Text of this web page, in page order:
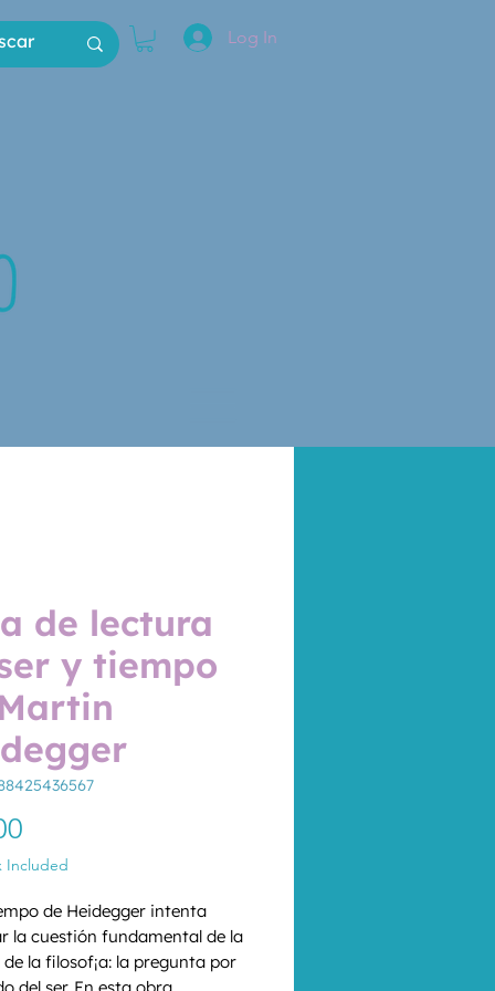
Log In
de lectura
y tiempo
Included
de Heidegger intenta
la cuestión fundamental de la
la filosof¡a: la pregunta por
del ser. En esta obra